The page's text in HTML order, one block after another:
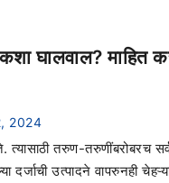
घालवाल? माहित
2024
तरुण-तरुणींबरोबरच
दर्जाची उत्पादने वापरुनही